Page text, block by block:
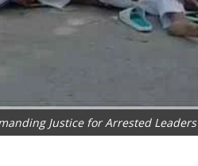
Justice for Arrested Leaders